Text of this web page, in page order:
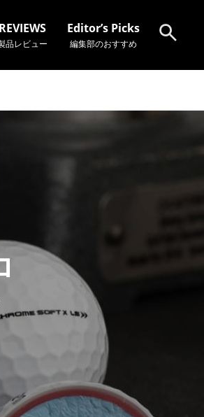
REVIEWS
品レビュー
Editor’s Picks
編集部のおすすめ